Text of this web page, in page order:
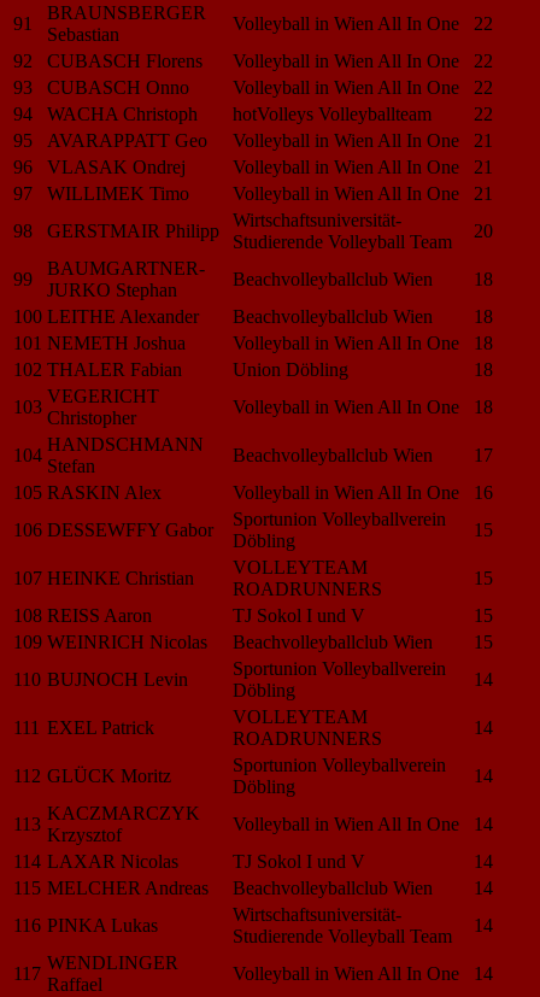
91
BRAUNSBERGER
Sebastian
Volleyball in Wien All In One
22
92
CUBASCH Florens Volleyball in Wien All In One
22
93
CUBASCH Onno Volleyball in Wien All In One
22
94
WACHA Christoph hotVolleys Volleyballteam
22
95
AVARAPPATT Geo Volleyball in Wien All In One
21
96
VLASAK Ondrej Volleyball in Wien All In One
21
97
WILLIMEK Timo Volleyball in Wien All In One
21
98
GERSTMAIR Philipp
Wirtschaftsuniversität-
Studierende Volleyball Team
20
99
BAUMGARTNER-
JURKO Stephan
Beachvolleyballclub Wien
18
100 LEITHE Alexander Beachvolleyballclub Wien
18
101 NEMETH Joshua Volleyball in Wien All In One
18
102 THALER Fabian Union Döbling
18
103
VEGERICHT
Christopher
Volleyball in Wien All In One 18
104
HANDSCHMANN
Stefan
Beachvolleyballclub Wien
17
105 RASKIN Alex Volleyball in Wien All In One
16
106 DESSEWFFY Gabor
Sportunion Volleyballverein
Döbling
15
107 HEINKE Christian
VOLLEYTEAM
ROADRUNNERS
15
108 REISS Aaron TJ Sokol I und V
15
109 WEINRICH Nicolas Beachvolleyballclub Wien
15
110 BUJNOCH Levin
Sportunion Volleyballverein
Döbling
14
111 EXEL Patrick
VOLLEYTEAM
ROADRUNNERS
14
112 GLÜCK Moritz
Sportunion Volleyballverein
Döbling
14
113
KACZMARCZYK
Krzysztof
Volleyball in Wien All In One
14
114 LAXAR Nicolas TJ Sokol I und V
14
115 MELCHER Andreas Beachvolleyballclub Wien
14
116 PINKA Lukas
Wirtschaftsuniversität-
Studierende Volleyball Team
14
117
WENDLINGER
Raffael
Volleyball in Wien All In One
14